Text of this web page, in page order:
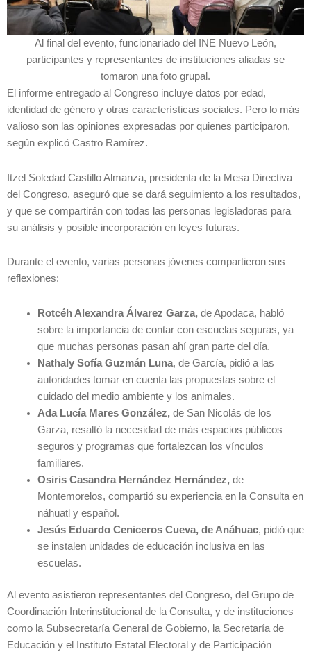
Al final del evento, funcionariado del INE Nuevo León,
participantes y representantes de instituciones aliadas se
tomaron una foto grupal.
El informe entregado al Congreso incluye datos por edad,
identidad de género y otras características sociales. Pero lo más
valioso son las opiniones expresadas por quienes participaron,
según explicó Castro Ramírez.
Itzel Soledad Castillo Almanza, presidenta de la Mesa Directiva
del Congreso, aseguró que se dará seguimiento a los resultados,
y que se compartirán con todas las personas legisladoras para
su análisis y posible incorporación en leyes futuras.
Durante el evento, varias personas jóvenes compartieron sus
reflexiones:
Rotcéh Alexandra Álvarez Garza,de Apodaca, habló
sobre la importancia de contar con escuelas seguras, ya
que muchas personas pasan ahí gran parte del día.
Nathaly Sofía Guzmán Luna, de García, pidió a las
autoridades tomar en cuenta las propuestas sobre el
cuidado del medio ambiente y los animales.
Ada Lucía Mares González,de San Nicolás de los
Garza, resaltó la necesidad de más espacios públicos
seguros y programas que fortalezcan los vínculos
familiares.
Osiris Casandra Hernández Hernández,de
Montemorelos, compartió su experiencia en la Consulta en
náhuatl y español.
Jesús Eduardo Ceniceros Cueva, de Anáhuac, pidió que
se instalen unidades de educación inclusiva en las
escuelas.
Al evento asistieron representantes del Congreso, del Grupo de
Coordinación Interinstitucional de la Consulta, y de instituciones
como la Subsecretaría General de Gobierno, la Secretaría de
Educación y el Instituto Estatal Electoral y de Participación